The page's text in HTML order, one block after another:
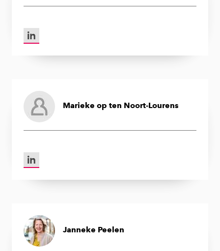
LinkedIn van Elma Hilbrink
Marieke op ten Noort-Lourens
LinkedIn van Marieke op ten Noort-Lourens
Janneke Peelen